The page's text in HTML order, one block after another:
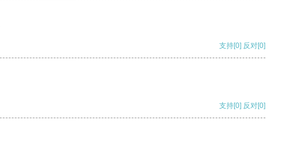
支持[0] 反对[0]
支持[0] 反对[0]